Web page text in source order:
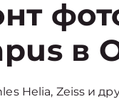
в
Helia, Zeiss и